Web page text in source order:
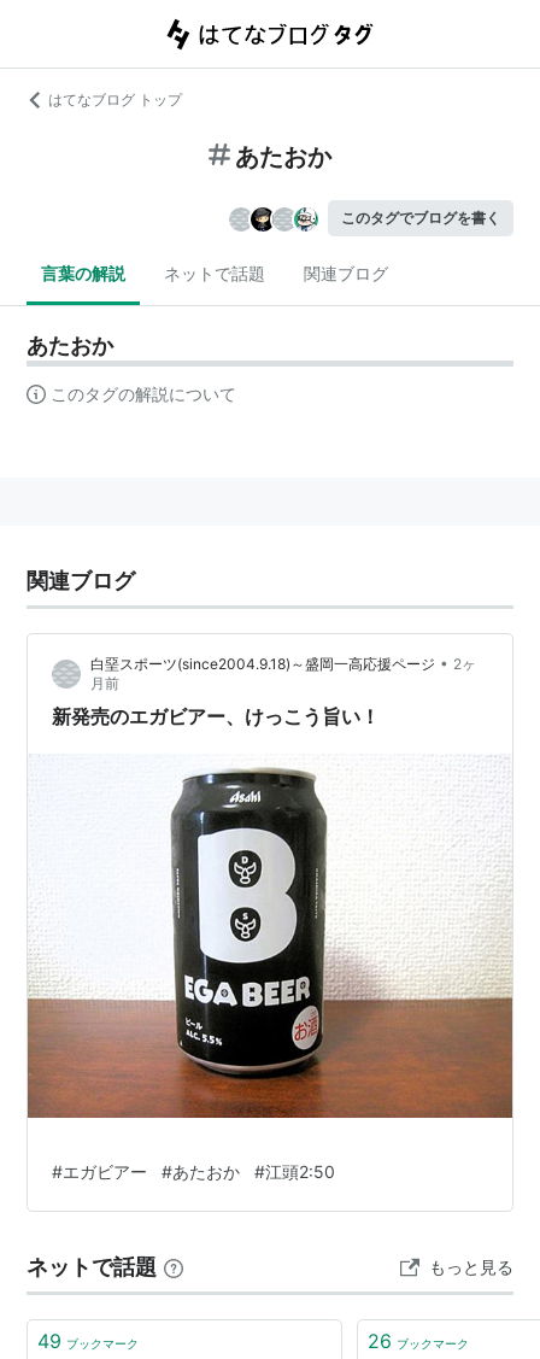
はてなブログ トップ
あたおか
このタグでブログを書く
言葉の解説 ネットで話題 関連ブログ
あたおか
このタグの解説について
関連ブログ
白堊スポーツ(since2004.9.18)～盛岡一高応援ページ • 2ヶ
月前
新発売のエガビアー、けっこう旨い！
#エガビアー #あたおか #江頭2:50
ネットで話題 もっと見る
49 ブックマーク 26 ブックマーク